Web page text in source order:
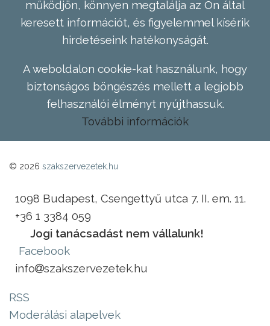
működjön, könnyen megtalálja az Ön által
keresett információt, és figyelemmel kísérik
hirdetéseink hatékonyságát.
A weboldalon cookie-kat használunk, hogy
biztonságos böngészés mellett a legjobb
felhasználói élményt nyújthassuk.
További információk
© 2026 szakszervezetek.hu
1098 Budapest, Csengettyű utca 7. II. em. 11.
+36 1 3384 059
Jogi tanácsadást nem vállalunk!
Facebook
info
szakszervezetek.hu
RSS
Moderálási alapelvek